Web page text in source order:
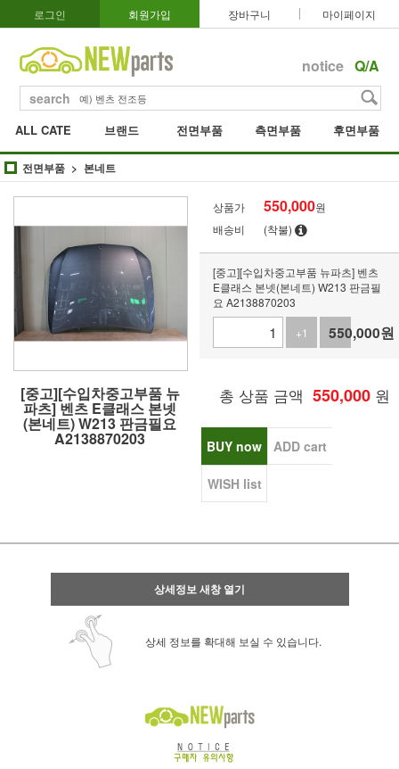
로그인 회원가입 장바구니 마이페이지
notice Q/A
search
ALL CATE 브랜드 전면부품 측면부품 후면부품
전면부품 본네트
[중고][수입차중고부품 뉴
파츠] 벤츠 E클래스 본넷
(본네트) W213 판금필요
A2138870203
상품가 550,000원
배송비
(착불)
[중고][수입차중고부품 뉴파츠] 벤츠
E클래스 본넷(본네트) W213 판금필
요 A2138870203
+1
-1
550,000원
총 상품 금액 550,000 원
BUY now ADD cart
WISH list
상세정보 새창 열기
상세 정보를 확대해 보실 수 있습니다.